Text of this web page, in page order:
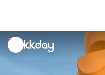
unread
notifications